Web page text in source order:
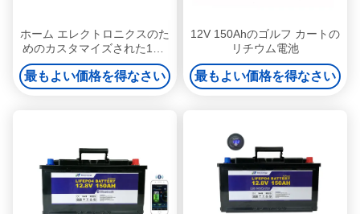
ホーム エレクトロニクスのた
めのカスタマイズされた12V
150Ahのゴルフ カートのリチ
ウム電池 バックアップ
最もよい価格を得なさい
12V 150Ahのゴルフ カートの
リチウム電池
最もよい価格を得なさい